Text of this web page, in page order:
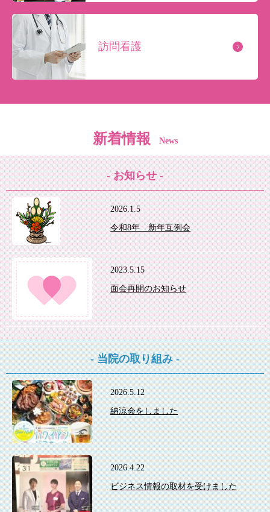
訪問看護
新着情報 News
- お知らせ -
2026.1.5
令和8年 新年互例会
2023.5.15
面会再開のお知らせ
- 当院の取り組み -
2026.5.12
納涼会をしました
2026.4.22
ビジネス情報の取材を受けました